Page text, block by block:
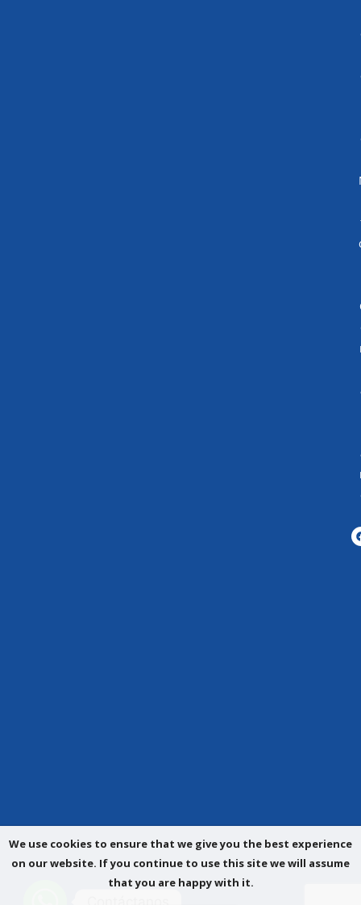
We use cookies to ensure that we give you the best experience
on our website. If you continue to use this site we will assume
that you are happy with it.